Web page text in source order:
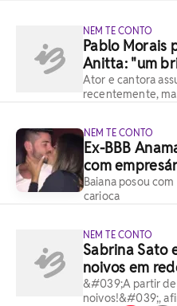
NEM TE CONTO
Pablo Morais
Anitta: "um
Ator e cantora
recentemente,
NEM TE CONTO
Ex-BBB
com
Baiana posou
carioca
NEM TE CONTO
Sabrina Sato
noivos em
&#039;A partir de
noivos!&#039;,